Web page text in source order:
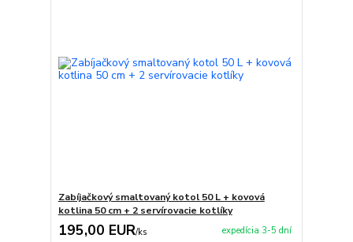
Zabíjačkový smaltovaný kotol 50 L + kovová
kotlina 50 cm + 2 servírovacie kotlíky
195,00 EUR/ks expedícia 3-5 dní